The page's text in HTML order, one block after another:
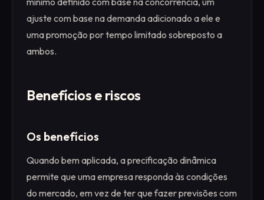
ajuste com base na demanda adicionado a ele e
uma promoção por tempo limitado sobreposto a
ambos.
Benefícios e riscos
Os benefícios
Quando bem aplicada, a precificação dinâmica
permite que uma empresa responda às condições
do mercado, em vez de ter que fazer previsões com